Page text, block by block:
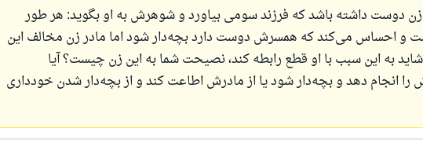
دوست داشته باشد که فرزند سومی بیاورد و شوهرش به او بگوید: هر طور
و احساس می‌کند که همسرش دوست دارد بچه‌دار شود اما مادر زن مخالف این
شاید به این سبب با او قطع رابطه کند، نصیحت شما به این زن چیست؟ آیا
را انجام دهد و بچه‌دار شود یا از مادرش اطاعت کند و از بچه‌دار شدن خودداری